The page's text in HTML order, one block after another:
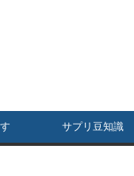
サプリ豆知識